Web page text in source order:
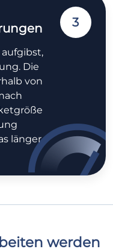
Die
von
länger
3
werden